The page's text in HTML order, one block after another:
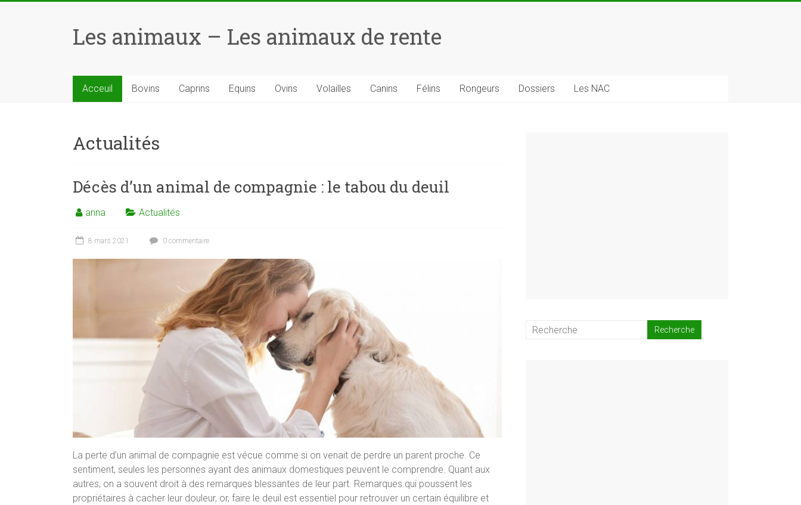
Les animaux – Les animaux de rente
Acceuil Bovins Caprins Equins Ovins Volailles Canins Félins Rongeurs Dossiers Les NAC
Actualités
Décès d’un animal de compagnie : le tabou du deuil
anna Actualités
8 mars 2021 0 commentaire
La perte d’un animal de compagnie est vécue comme si on venait de perdre un parent proche. Ce
sentiment, seules les personnes ayant des animaux domestiques peuvent le comprendre. Quant aux
autres, on a souvent droit à des remarques blessantes de leur part. Remarques qui poussent les
propriétaires à cacher leur douleur, or, faire le deuil est essentiel pour retrouver un certain équilibre et